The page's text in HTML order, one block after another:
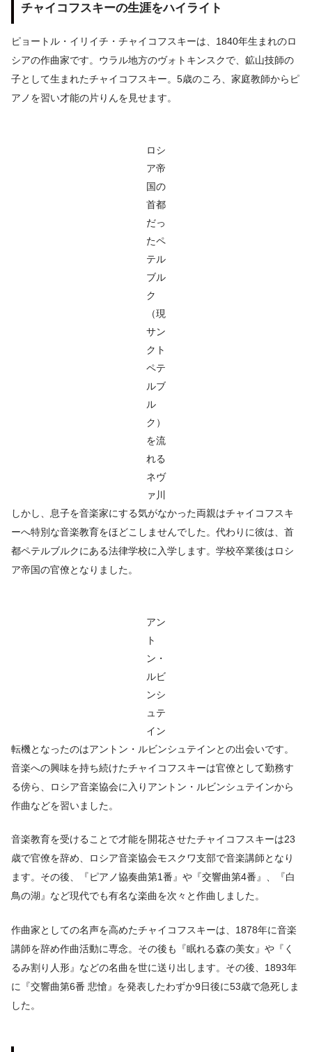
チャイコフスキーの生涯をハイライト
ピョートル・イリイチ・チャイコフスキーは、1840年生まれのロ
シアの作曲家です。ウラル地方のヴォトキンスクで、鉱山技師の
子として生まれたチャイコフスキー。5歳のころ、家庭教師からピ
アノを習い才能の片りんを見せます。
ロシ
ア帝
国の
首都
だっ
たペ
テル
ブル
ク
（現
サン
クト
ペテ
ルブ
ル
ク）
を流
れる
ネヴ
ァ川
しかし、息子を音楽家にする気がなかった両親はチャイコフスキ
ーへ特別な音楽教育をほどこしませんでした。代わりに彼は、首
都ペテルブルクにある法律学校に入学します。学校卒業後はロシ
ア帝国の官僚となりました。
アン
ト
ン・
ルビ
ンシ
ュテ
イン
転機となったのはアントン・ルビンシュテインとの出会いです。
音楽への興味を持ち続けたチャイコフスキーは官僚として勤務す
る傍ら、ロシア音楽協会に入りアントン・ルビンシュテインから
作曲などを習いました。
音楽教育を受けることで才能を開花させたチャイコフスキーは23
歳で官僚を辞め、ロシア音楽協会モスクワ支部で音楽講師となり
ます。その後、『ピアノ協奏曲第1番』や『交響曲第4番』、『白
鳥の湖』など現代でも有名な楽曲を次々と作曲しました。
作曲家としての名声を高めたチャイコフスキーは、1878年に音楽
講師を辞め作曲活動に専念。その後も『眠れる森の美女』や『く
るみ割り人形』などの名曲を世に送り出します。その後、1893年
に『交響曲第6番 悲愴』を発表したわずか9日後に53歳で急死しま
した。